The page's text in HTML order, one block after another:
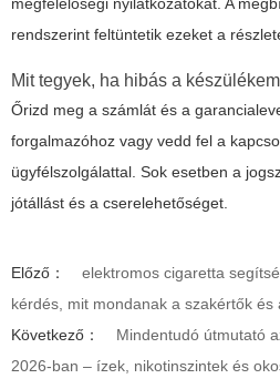
megfelelőségi nyilatkozatokat. A
rendszerint feltüntetik ezeket a
Mit tegyek, ha hibás a
Őrizd meg a számlát és a
forgalmazóhoz vagy vedd fel a
ügyfélszolgálattal. Sok esetben a
jótállást és a cserelehetőséget.
Előző：
elektromos cigaretta
kérdés, mit mondanak a szakértők és
Következő：
Mindentudó útmutató
2026-ban – ízek, nikotinszintek és